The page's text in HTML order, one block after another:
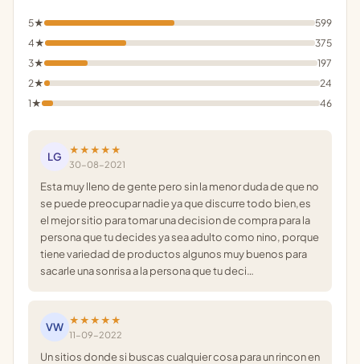
5★
599
4★
375
3★
197
2★
24
1★
46
LG
★★★★★
30-08-2021
Esta muy lleno de gente pero sin la menor duda de que no
se puede preocupar nadie ya que discurre todo bien,es
el mejor sitio para tomar una decision de compra para la
persona que tu decides ya sea adulto como nino, porque
tiene variedad de productos algunos muy buenos para
sacarle una sonrisa a la persona que tu deci…
VW
★★★★★
11-09-2022
Un sitios donde si buscas cualquier cosa para un rincon en